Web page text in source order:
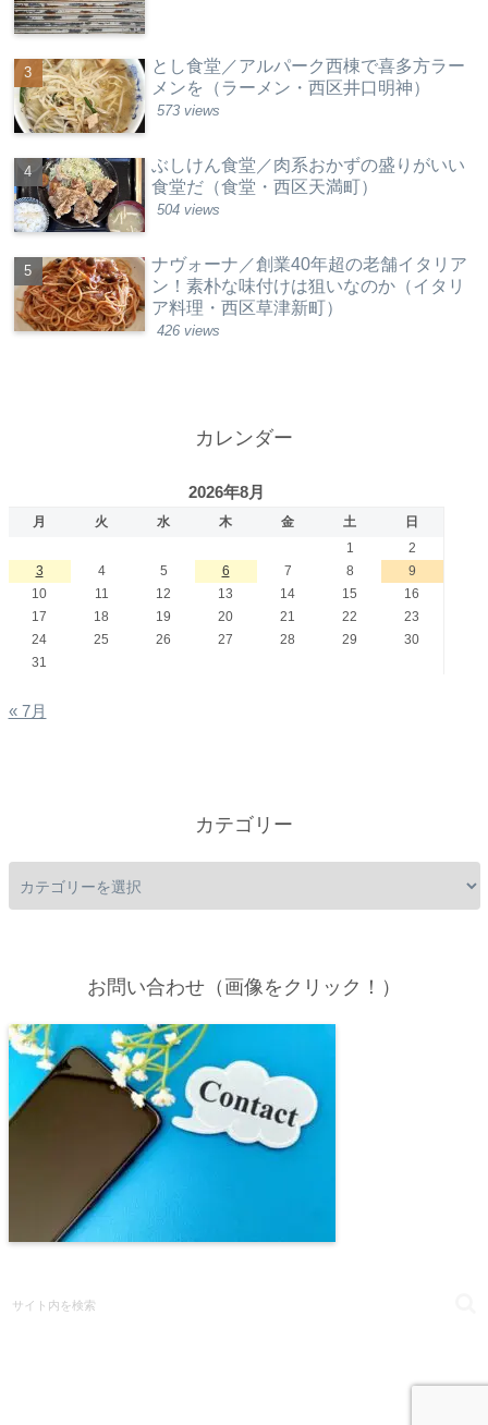
とし食堂／アルパーク西棟で喜多方ラー
メンを（ラーメン・西区井口明神）
573 views
ぶしけん食堂／肉系おかずの盛りがいい
食堂だ（食堂・西区天満町）
504 views
ナヴォーナ／創業40年超の老舗イタリア
ン！素朴な味付けは狙いなのか（イタリ
ア料理・西区草津新町）
426 views
カレンダー
2026年8月
月 火 水 木 金 土
日
1
2
3
4 5 6 7 8
9
10
11 12 13 14 15
16
17
18 19 20 21 22
23
24
25 26 27 28 29
30
31
« 7月
カテゴリー
お問い合わせ（画像をクリック！）